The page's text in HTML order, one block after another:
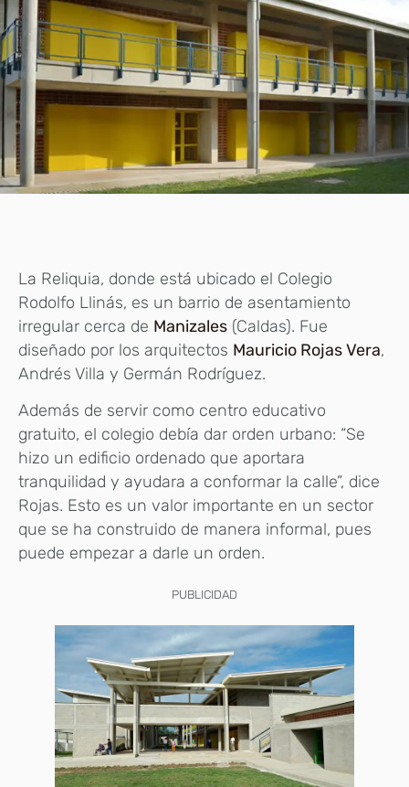
La Reliquia, donde está ubicado el Colegio
Rodolfo Llinás, es un barrio de asentamiento
irregular cerca de Manizales (Caldas). Fue
diseñado por los arquitectos Mauricio Rojas Vera,
Andrés Villa y Germán Rodríguez.
Además de servir como centro educativo
gratuito, el colegio debía dar orden urbano: “Se
hizo un edificio ordenado que aportara
tranquilidad y ayudara a conformar la calle”, dice
Rojas. Esto es un valor importante en un sector
que se ha construido de manera informal, pues
puede empezar a darle un orden.
PUBLICIDAD